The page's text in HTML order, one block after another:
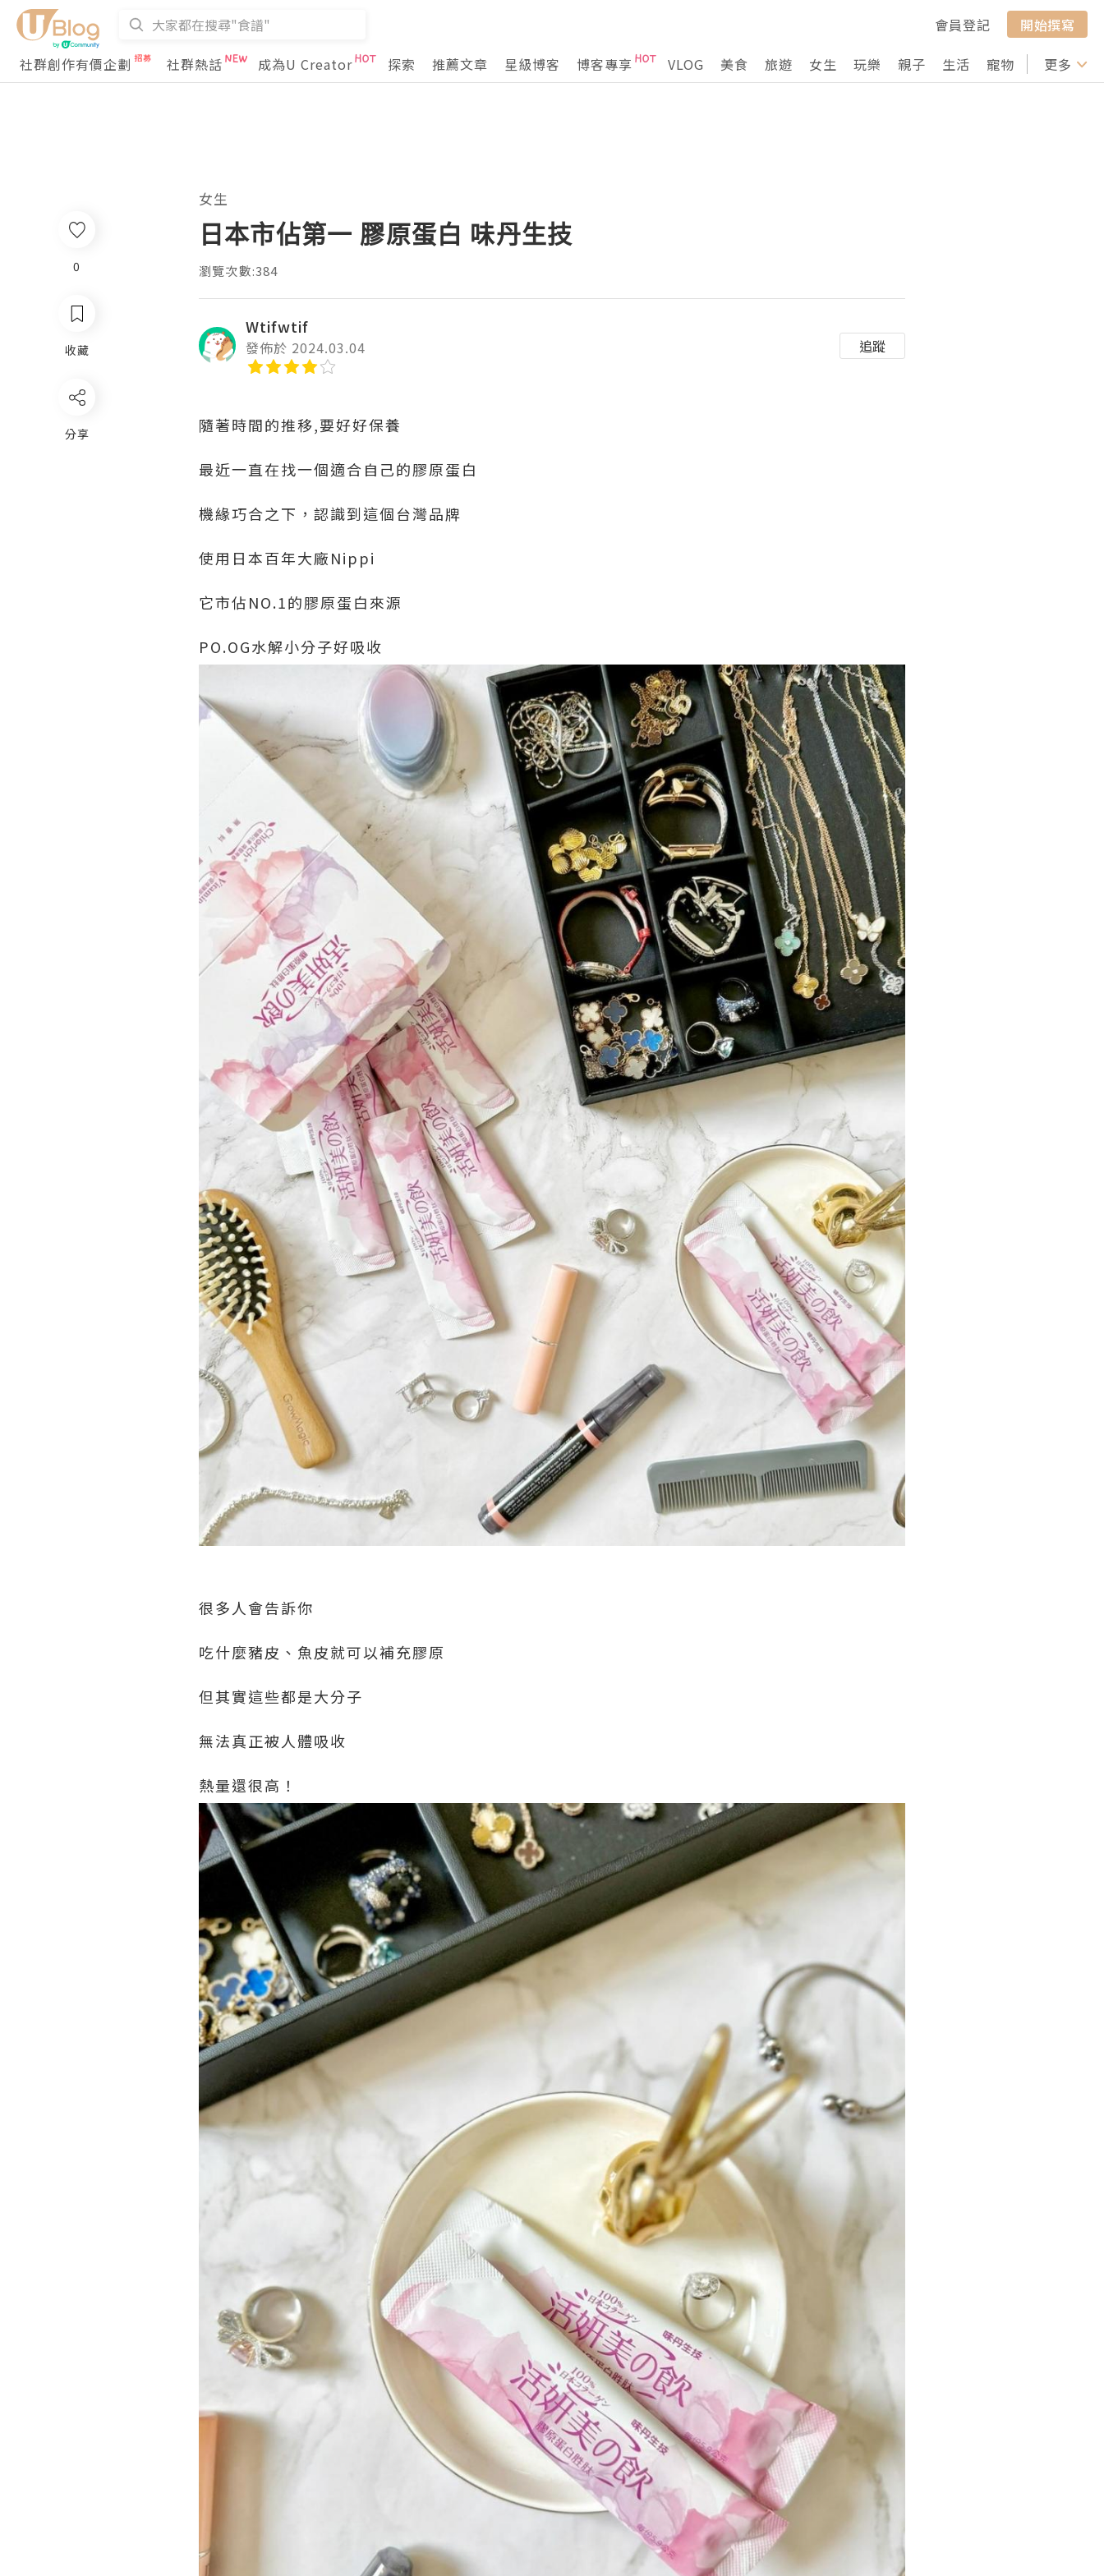
會員登記
開始撰寫
社群創作有價企劃
社群熱話 成為U Creator 探索 推薦文章 星級博客 博客專享 VLOG 美食 旅遊 女生 玩樂 親子 生活 寵物 行山 打卡
更多
0
收藏
分享
女生
日本市佔第一 膠原蛋白 味丹生技
瀏覽次數:384
Wtifwtif
發佈於 2024.03.04 追蹤
隨著時間的推移,要好好保養
最近一直在找一個適合自己的膠原蛋白
機緣巧合之下，認識到這個台灣品牌
使用日本百年大廠Nippi
它市佔NO.1的膠原蛋白來源
PO.OG水解小分子好吸收
很多人會告訴你
吃什麼豬皮、魚皮就可以補充膠原
但其實這些都是大分子
無法真正被人體吸收
熱量還很高！